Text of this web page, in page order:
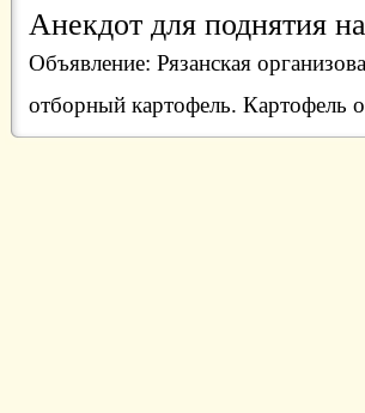
Анекдот для поднятия
Объявление: Рязанская
отборный картофель. Картофель